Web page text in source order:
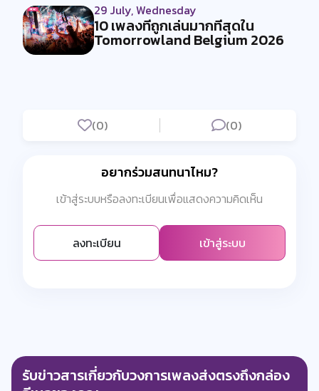
29 July, Wednesday
10 เพลงที่ถูกเล่นมากที่สุดใน
Tomorrowland Belgium 2026
(0) (0)
อยากร่วมสนทนาไหม?
เข้าสู่ระบบหรือลงทะเบียนเพื่อแสดงความคิดเห็น
ลงทะเบียน เข้าสู่ระบบ
รับข่าวสารเกี่ยวกับวงการเพลงส่งตรงถึงกล่อง